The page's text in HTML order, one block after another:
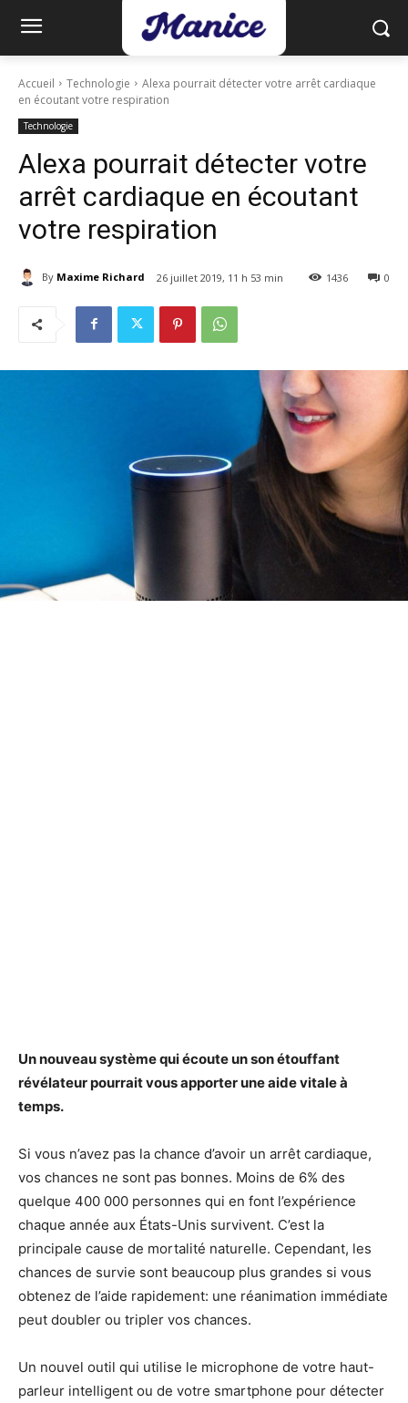
Accueil Technologie
Alexa pourrait détecter votre arrêt cardiaque
en écoutant votre respiration
Technologie
Alexa pourrait détecter votre
arrêt cardiaque en écoutant
votre respiration
By Maxime Richard 26 juillet 2019, 11 h 53 min 0
1436
Un nouveau système qui écoute un son étouffant
révélateur pourrait vous apporter une aide vitale à
temps.
Si vous n’avez pas la chance d’avoir un arrêt cardiaque,
vos chances ne sont pas bonnes. Moins de 6% des
quelque 400 000 personnes qui en font l’expérience
chaque année aux États-Unis survivent. C’est la
principale cause de mortalité naturelle. Cependant, les
chances de survie sont beaucoup plus grandes si vous
obtenez de l’aide rapidement: une réanimation immédiate
peut doubler ou tripler vos chances.
Un nouvel outil qui utilise le microphone de votre haut-
parleur intelligent ou de votre smartphone pour détecter